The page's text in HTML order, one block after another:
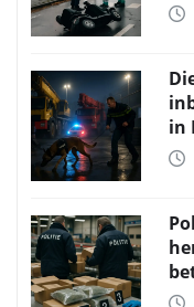
in